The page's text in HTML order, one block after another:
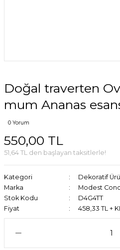
Doğal traverten
mum Ananas
0 Yorum
550,00 TL
51,64 TL den başlayan taksitlerle!
Kategori
Dekoratif
Marka
Modest
Stok Kodu
D4G4TT
Fiyat
458,33 TL +